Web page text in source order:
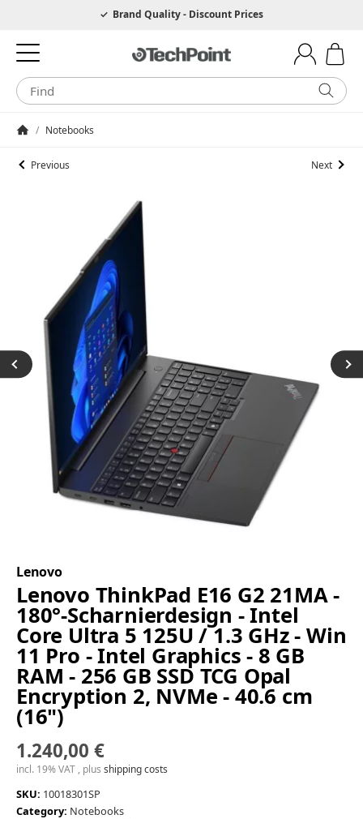
Hotline 0049 6205 3079975Brand Quality - Discount Prices
/ Notebooks
Previous Next
Lenovo
Lenovo ThinkPad E16 G2 21MA -
180°-Scharnierdesign - Intel
Core Ultra 5 125U / 1.3 GHz - Win
11 Pro - Intel Graphics - 8 GB
RAM - 256 GB SSD TCG Opal
Encryption 2, NVMe - 40.6 cm
(16")
1.240,00 €
incl. 19% VAT , plus shipping costs
SKU: 10018301SP
Category: Notebooks